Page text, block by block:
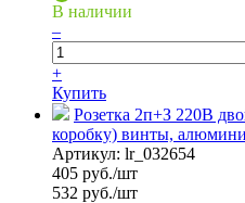
В наличии
–
+
Купить
Розетка 2п+З 220В
коробку) винты,
Артикул: lr_032654
405 руб./шт
532 руб./шт